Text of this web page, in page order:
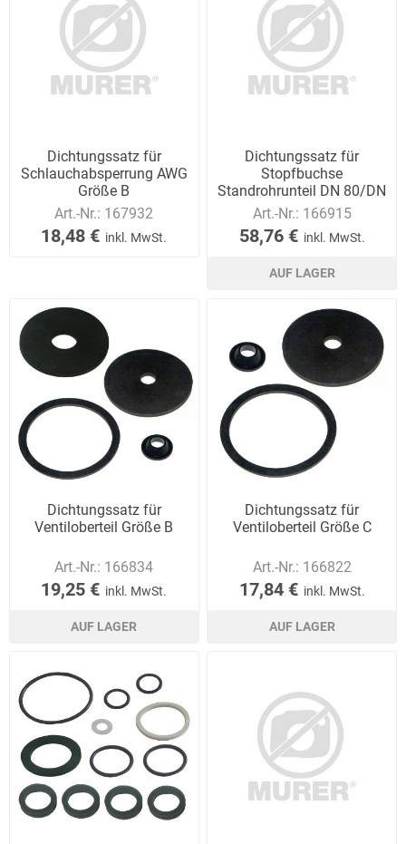
Dichtungssatz für
Schlauchabsperrung AWG
Größe B
Art.-Nr.: 167932
18,48 € inkl. MwSt.
Dichtungssatz für
Stopfbuchse
Standrohrunteil DN 80/DN
50
Art.-Nr.: 166915
58,76 € inkl. MwSt.
AUF LAGER
Dichtungssatz für
Ventiloberteil Größe B
Art.-Nr.: 166834
19,25 € inkl. MwSt.
AUF LAGER
Dichtungssatz für
Ventiloberteil Größe C
Art.-Nr.: 166822
17,84 € inkl. MwSt.
AUF LAGER